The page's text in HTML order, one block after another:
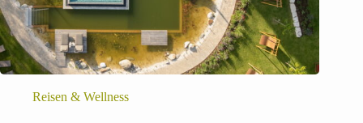
Reisen & Wellness